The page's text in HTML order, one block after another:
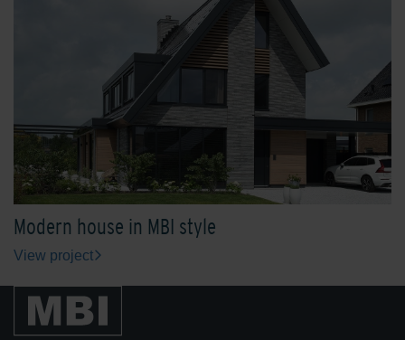
Modern house in MBI style
View project